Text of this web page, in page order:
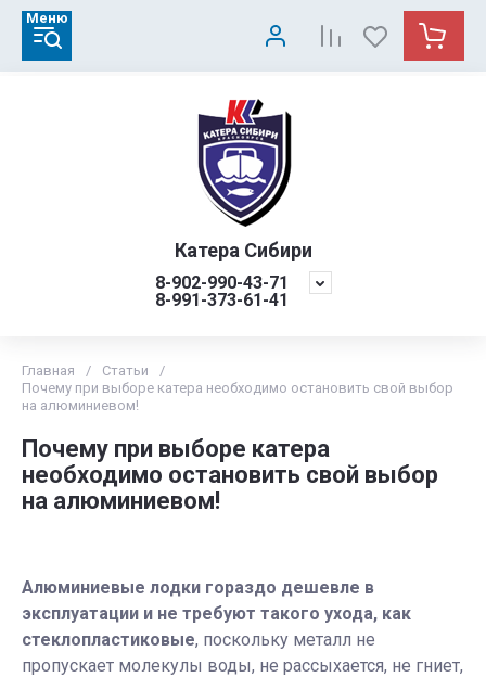
Катера Сибири
8-902-990-43-71
8-991-373-61-41
Меню
Главная / Статьи
/
Почему при выборе катера необходимо остановить свой выбор
на алюминиевом!
Почему при выборе катера
необходимо остановить свой выбор
на алюминиевом!
Алюминиевые лодки гораздо дешевле в
эксплуатации и не требуют такого ухода, как
стеклопластиковые, поскольку металл не
пропускает молекулы воды, не рассыхается, не гниет,